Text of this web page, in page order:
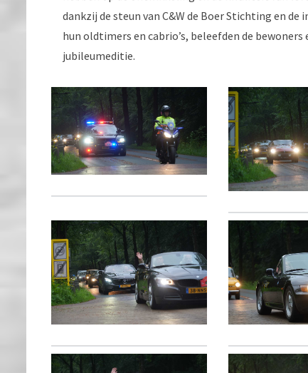
dankzij de steun van C&W de Boer Stichting en
hun oldtimers en cabrio’s, beleefden de
jubileumeditie.